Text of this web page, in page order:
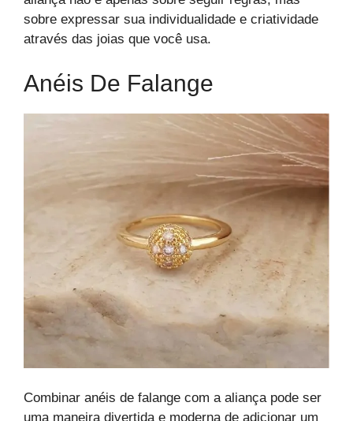
sobre expressar sua individualidade e criatividade
através das joias que você usa.
Anéis De Falange
Combinar anéis de falange com a aliança pode ser
uma maneira divertida e moderna de adicionar um